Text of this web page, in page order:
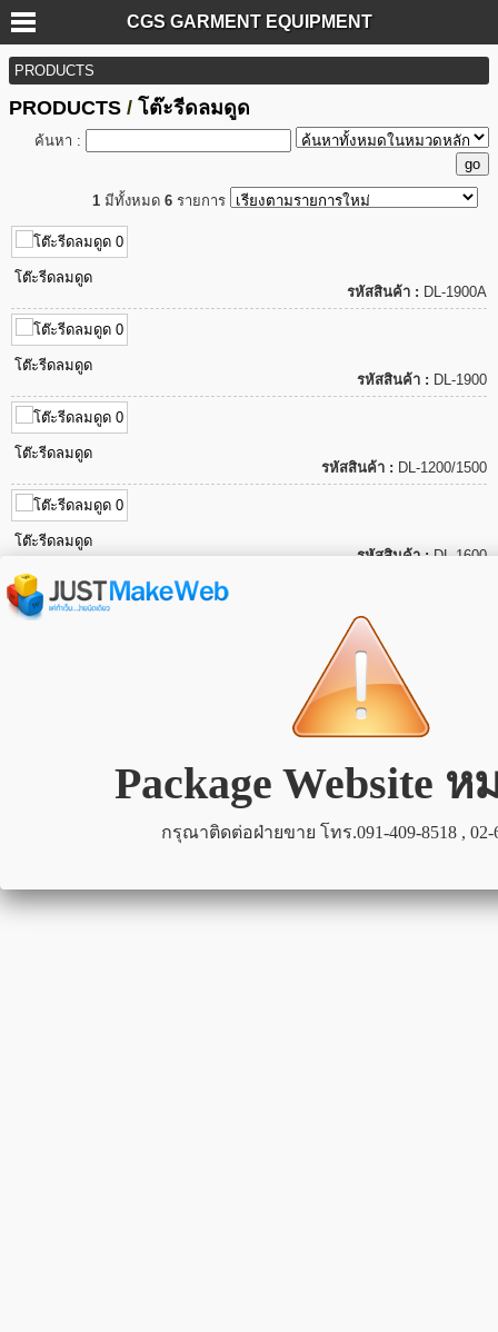
CGS GARMENT EQUIPMENT
PRODUCTS
PRODUCTS / โต๊ะรีดลมดูด
ค้นหา :
1 มีทั้งหมด 6 รายการ
โต๊ะรีดลมดูด
รหัสสินค้า : DL-1900A
โต๊ะรีดลมดูด
รหัสสินค้า : DL-1900
โต๊ะรีดลมดูด
รหัสสินค้า : DL-1200/1500
โต๊ะรีดลมดูด
รหัสสินค้า :DL-1600
รหัสสินค้า :
รหัสสินค้า :DL-1228/1528
มีทั้งหมด6รายการ